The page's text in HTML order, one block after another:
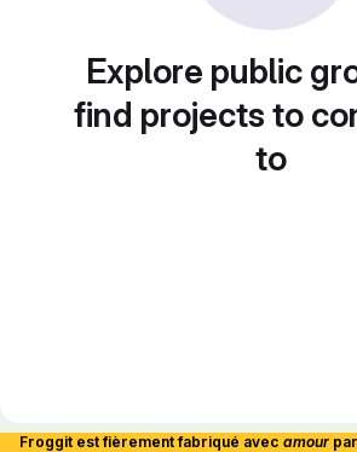
Explore public
find projects to
to
Froggit est fièrement fabriqué avec amour par